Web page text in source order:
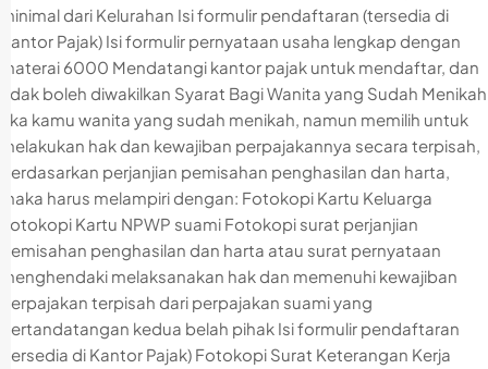
minimal dari Kelurahan Isi formulir pendaftaran (tersedia di
Kantor Pajak) Isi formulir pernyataan usaha lengkap dengan
materai 6000 Mendatangi kantor pajak untuk mendaftar, dan
tidak boleh diwakilkan Syarat Bagi Wanita yang Sudah Menikah
Jika kamu wanita yang sudah menikah, namun memilih untuk
melakukan hak dan kewajiban perpajakannya secara terpisah,
berdasarkan perjanjian pemisahan penghasilan dan harta,
maka harus melampiri dengan: Fotokopi Kartu Keluarga
Fotokopi Kartu NPWP suami Fotokopi surat perjanjian
pemisahan penghasilan dan harta atau surat pernyataan
menghendaki melaksanakan hak dan memenuhi kewajiban
perpajakan terpisah dari perpajakan suami yang
bertandatangan kedua belah pihak Isi formulir pendaftaran
(tersedia di Kantor Pajak) Fotokopi Surat Keterangan Kerja